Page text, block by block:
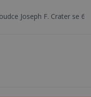
Crater se 6. srpna 1930